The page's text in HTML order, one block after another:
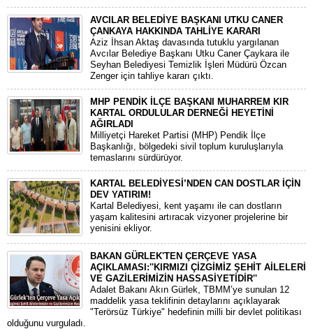
AVCILAR BELEDİYE BAŞKANI UTKU CANER
ÇANKAYA HAKKINDA TAHLİYE KARARI
​Aziz İhsan Aktaş davasında tutuklu yargılanan
Avcılar Belediye Başkanı Utku Caner Çaykara ile
Seyhan Belediyesi Temizlik İşleri Müdürü Özcan
Zenger için tahliye kararı çıktı.
MHP PENDİK İLÇE BAŞKANI MUHARREM KIR
KARTAL ORDULULAR DERNEĞİ HEYETİNİ
AĞIRLADI
​Milliyetçi Hareket Partisi (MHP) Pendik İlçe
Başkanlığı, bölgedeki sivil toplum kuruluşlarıyla
temaslarını sürdürüyor.
KARTAL BELEDİYESİ’NDEN CAN DOSTLAR İÇİN
DEV YATIRIM!
Kartal Belediyesi, kent yaşamı ile can dostların
yaşam kalitesini artıracak vizyoner projelerine bir
yenisini ekliyor.
BAKAN GÜRLEK'TEN ÇERÇEVE YASA
AÇIKLAMASI:''KIRMIZI ÇİZGİMİZ ŞEHİT AİLELERİ
VE GAZİLERİMİZİN HASSASİYETİDİR''
Adalet Bakanı Akın Gürlek, TBMM’ye sunulan 12
maddelik yasa teklifinin detaylarını açıklayarak
"Terörsüz Türkiye" hedefinin milli bir devlet politikası
olduğunu vurguladı.